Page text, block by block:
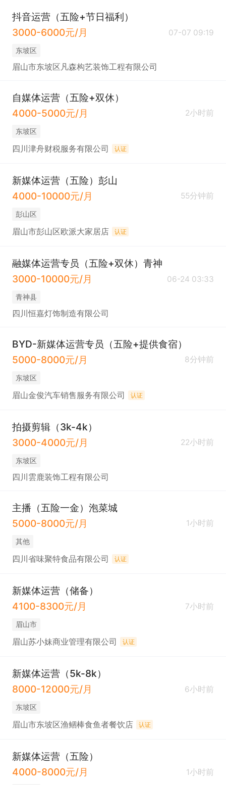
抖音运营（五险+节日福利）
3000-6000元/月
07-07 09:19
东坡区
眉山市东坡区凡森构艺装饰工程有限公司
自媒体运营（五险+双休）
4000-5000元/月
2小时前
东坡区
四川津舟财税服务有限公司 认证
新媒体运营（五险）彭山
4000-10000元/月
55分钟前
彭山区
眉山市彭山区欧派大家居店 认证
融媒体运营专员（五险+双休）青神
3000-10000元/月
06-24 03:33
青神县
四川恒嘉灯饰制造有限公司
BYD-新媒体运营专员（五险+提供食宿）
5000-8000元/月
8分钟前
东坡区
眉山金俊汽车销售服务有限公司 认证
拍摄剪辑（3k-4k）
3000-4000元/月
22小时前
东坡区
四川雲鹿装饰工程有限公司
主播（五险一金）泡菜城
5000-8000元/月
1小时前
其他
四川省味聚特食品有限公司 认证
新媒体运营（储备）
4100-8300元/月
7小时前
眉山市
眉山苏小妹商业管理有限公司 认证
新媒体运营（5k-8k）
8000-12000元/月
6小时前
东坡区
眉山市东坡区渔鲴棒食鱼者餐饮店 认证
新媒体运营（五险）
4000-8000元/月
1小时前